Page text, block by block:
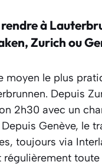
à
Zurich ou
moyen le plus
Depuis
2h30 avec un
Genève, le
toujours via